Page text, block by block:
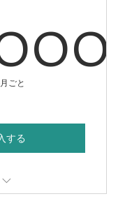
ごと
する